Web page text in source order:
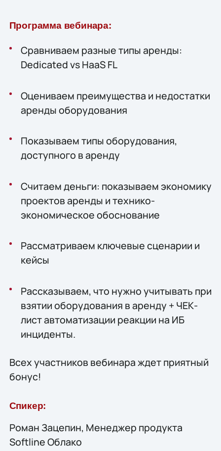
Программа вебинара:
Сравниваем разные типы аренды:
Dedicated vs HaaS FL
Оцениваем преимущества и недостатки
аренды оборудования
Показываем типы оборудования,
доступного в аренду
Считаем деньги: показываем экономику
проектов аренды и технико-
экономическое обоснование
Рассматриваем ключевые сценарии и
кейсы
Рассказываем, что нужно учитывать при
взятии оборудования в аренду + ЧЕК-
лист автоматизации реакции на ИБ
инциденты.
Всех участников вебинара ждет приятный
бонус!
Спикер:
Роман Зацепин, Менеджер продукта
Softline Облако